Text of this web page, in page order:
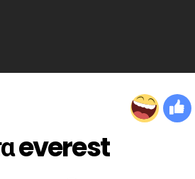
everest